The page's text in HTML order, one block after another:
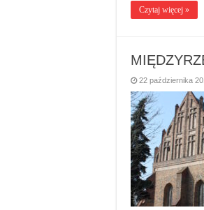
Czytaj więcej »
22 października